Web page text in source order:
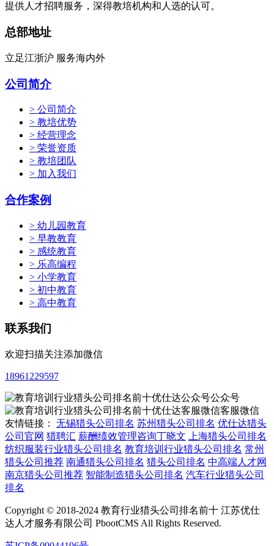
提供人才招聘服务，深得教培机构和人选的认可。
总部地址
立足江浙沪 服务海内外
公司简介
> 公司简介
> 教培优势
> 经营理念
> 荣誉资质
> 教培团队
> 加入我们
合作案例
> 幼儿园教育
> 早教教育
> 感统教育
> 乐高编程
> 小学教育
> 初中教育
> 高中教育
联系我们
欢迎扫描关注添加微信
18961229597
公众号
客服微信
友情链接： 无锡猎头公司排名 苏州猎头公司排名 优仕达猎头
公司官网 猎聘汇 薪酬绩效管理咨询丁晓文
上海猎头公司排名
纺织服装行业猎头公司排名 教育培训行业猎头公司排名 常州
猎头公司推荐 南通猎头公司排名 猎头公司排名 中高端人才网
南京猎头公司推荐 智能制造猎头公司排名 汽车行业猎头公司
排名
Copyright © 2018-2024 教育行业猎头公司排名前十 江苏优仕
达人才服务有限公司 PbootCMS All Rights Reserved.